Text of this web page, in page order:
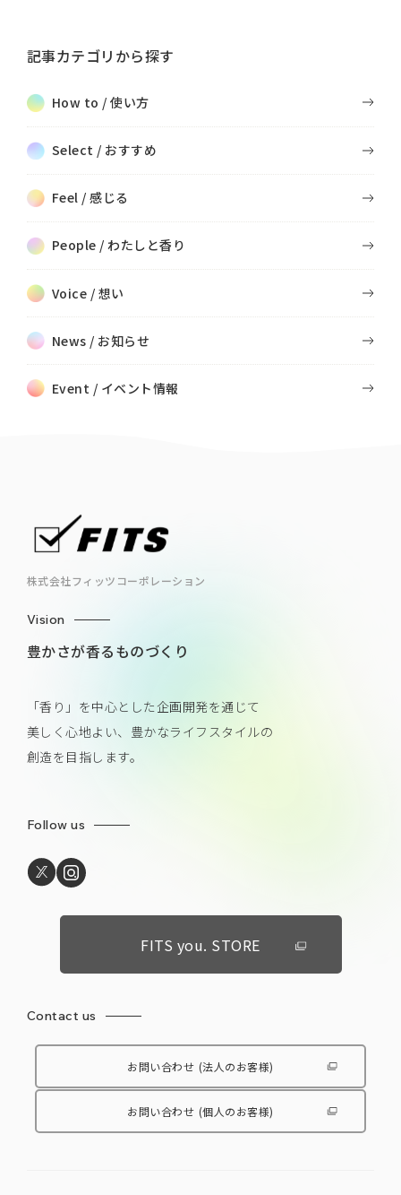
記事カテゴリから探す
How to / 使い方
Select / おすすめ
Feel / 感じる
People / わたしと香り
Voice / 想い
News / お知らせ
Event / イベント情報
株式会社フィッツコーポレーション
Vision
豊かさが香るものづくり
「香り」を中心とした企画開発を通じて
美しく心地よい、豊かなライフスタイルの
創造を目指します。
Follow us
FITS you. STORE
Contact us
お問い合わせ (法人のお客様)
お問い合わせ (個人のお客様)